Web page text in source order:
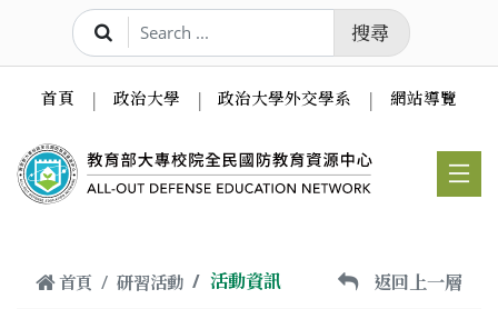
跳到主要內容
搜尋
首頁 政治大學 政治大學外交學系 網站導覽
首頁 研習活動 活動資訊 返回上一層